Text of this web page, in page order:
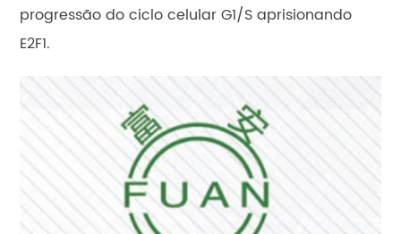
progressão do ciclo celular G1/S aprisionando
E2F1.